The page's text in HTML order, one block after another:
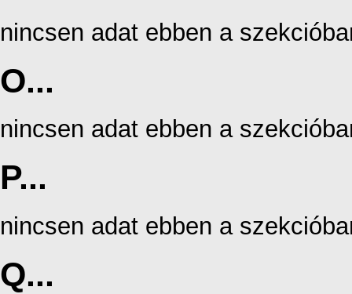
nincsen adat ebben a
O...
nincsen adat ebben a
P...
nincsen adat ebben a
Q...